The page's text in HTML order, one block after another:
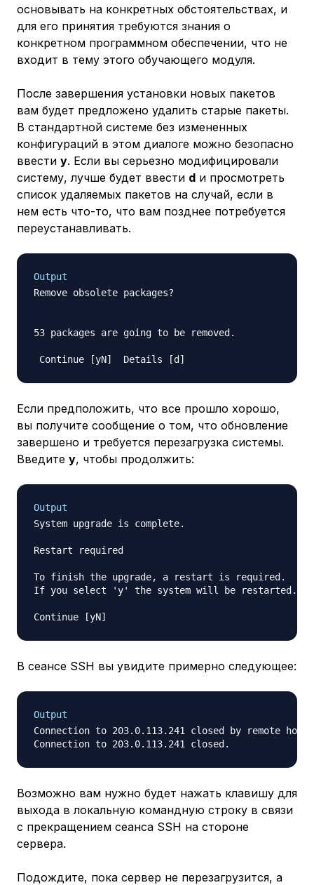
основывать на конкретных обстоятельствах, и
для его принятия требуются знания о
конкретном программном обеспечении, что не
входит в тему этого обучающего модуля.
После завершения установки новых пакетов
вам будет предложено удалить старые пакеты.
В стандартной системе без измененных
конфигураций в этом диалоге можно безопасно
ввести y. Если вы серьезно модифицировали
систему, лучше будет ввести d и просмотреть
список удаляемых пакетов на случай, если в
нем есть что-то, что вам позднее потребуется
переустанавливать.
Output
Remove obsolete packages?
53 packages are going to be removed.
Если предположить, что все прошло хорошо,
вы получите сообщение о том, что обновление
завершено и требуется перезагрузка системы.
Введите y, чтобы продолжить:
Output
System upgrade is complete.
Restart required
To finish the upgrade, a restart is required.
If you select 'y' the system will be restarted.
В сеансе SSH вы увидите примерно следующее:
Output
Connection to 203.0.113.241 closed by remote host.
Возможно вам нужно будет нажать клавишу для
выхода в локальную командную строку в связи
с прекращением сеанса SSH на стороне
сервера.
Подождите, пока сервер не перезагрузится, а